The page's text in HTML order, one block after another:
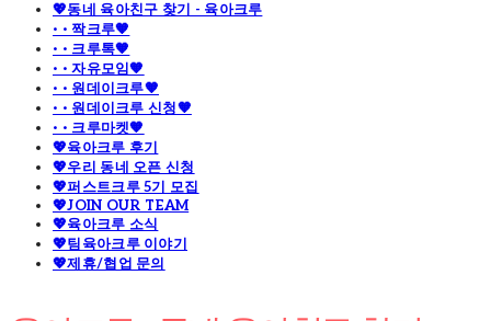
💖동네 육아친구 찾기 - 육아크루
· · 짝크루🧡
· · 크루톡🧡
· · 자유모임🧡
· · 원데이크루🧡
· · 원데이크루 신청🧡
· · 크루마켓🧡
💖육아크루 후기
💖우리 동네 오픈 신청
💖퍼스트크루 5기 모집
💖JOIN OUR TEAM
💖육아크루 소식
💖팀육아크루 이야기
💖제휴/협업 문의